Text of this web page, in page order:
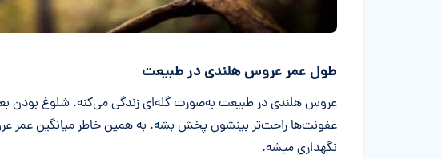
طول عمر عروس هلندی در طبیعت
عروس هلندی در طبیعت به‌صورت گله‌ای زندگی می‌کنه. شلوغ بودن
عفونت‌ها راحت‌تر بینشون پخش بشه. به همین خاطر میانگین عمر
نگهداری میشه.